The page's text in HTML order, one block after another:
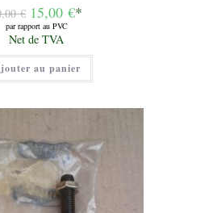
€ Le
prix
initial
était :
30,00 €.
15,00 €*
par rapport au PVC
Le
prix
actuel
est :
15,00 €.
Net de TVA
au panier